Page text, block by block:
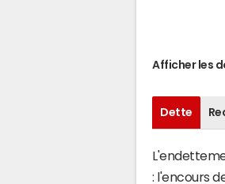
Afficher les
Dette
: l'encours